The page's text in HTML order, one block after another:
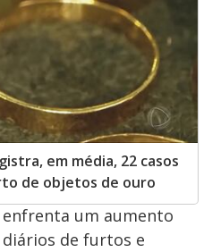
em média, 22 casos
de objetos de ouro
enfrenta um aumento
de furtos e